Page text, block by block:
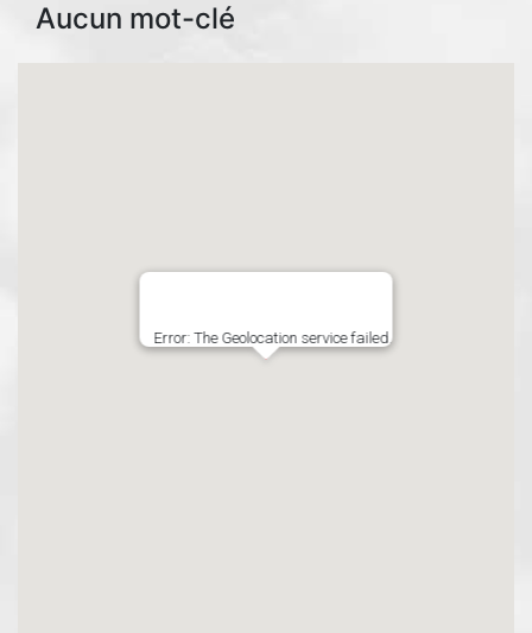
Aucun mot-clé
Error: The Geolocation service failed.